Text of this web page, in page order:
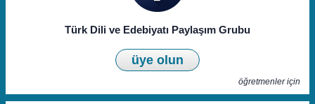
Türk Dili ve Edebiyatı Paylaşım Grubu
üye olun
öğretmenler için